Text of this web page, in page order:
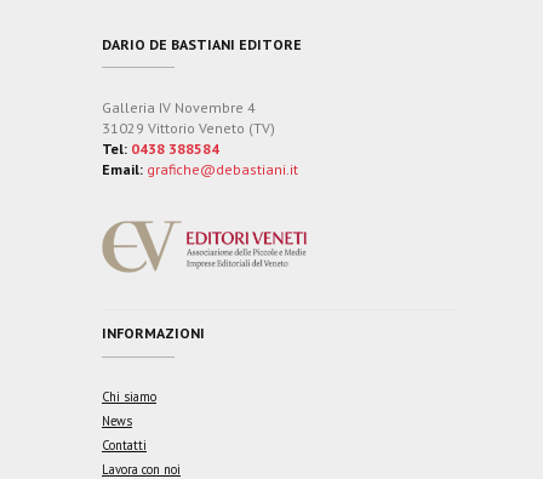
DARIO DE BASTIANI EDITORE
Galleria IV Novembre 4
31029 Vittorio Veneto (TV)
Tel: 0438 388584
Email: grafiche@debastiani.it
INFORMAZIONI
Chi siamo
News
Contatti
Lavora con noi